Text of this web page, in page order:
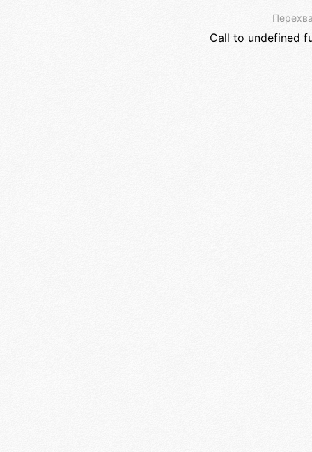
Call to undefined